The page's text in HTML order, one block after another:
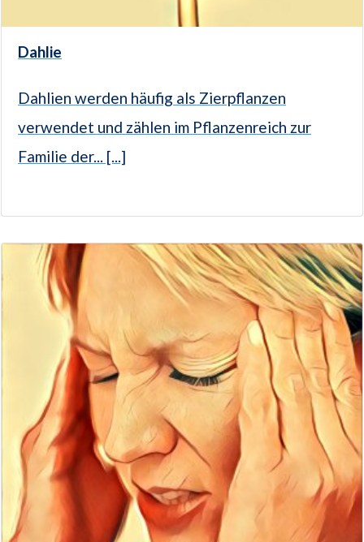
Dahlie
Dahlien werden häufig als Zierpflanzen
verwendet und zählen im Pflanzenreich zur
Familie der... [...]